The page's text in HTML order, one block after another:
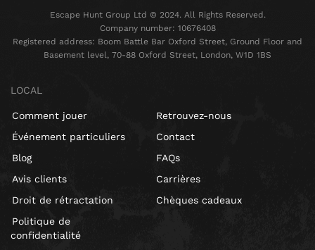
Escape Hunt Group Ltd © 2024. All Rights Reserved.
Company number: 10676408
Registered address: Boom Battle Bar Oxford Street, Ground Floor and
Basement level, 70-88 Oxford Street, London, W1D 1BS
LOCAL
Comment jouer
Événement particuliers
Blog
Avis clients
Droit de rétractation
Politique de
confidentialité
Retrouvez-nous
Contact
FAQs
Carrières
Chèques cadeaux